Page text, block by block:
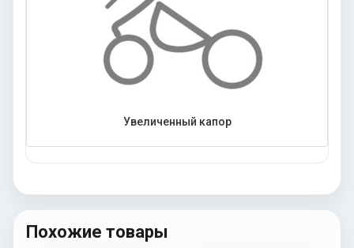
Увеличенный капор
Похожие товары